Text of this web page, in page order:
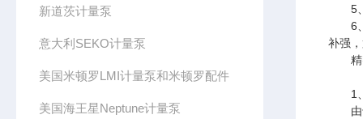
新道茨计量泵
意大利SEKO计量泵
美国米顿罗LMI计量泵和米顿罗配件
美国海王星Neptune计量泵
5、
6、
补强
精密
1、
由于